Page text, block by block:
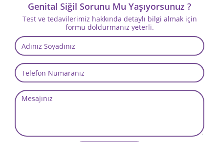
Genital Siğil Sorunu Mu Yaşıyorsunuz ?
Test ve tedavilerimiz hakkında detaylı bilgi almak için
formu doldurmanız yeterli.